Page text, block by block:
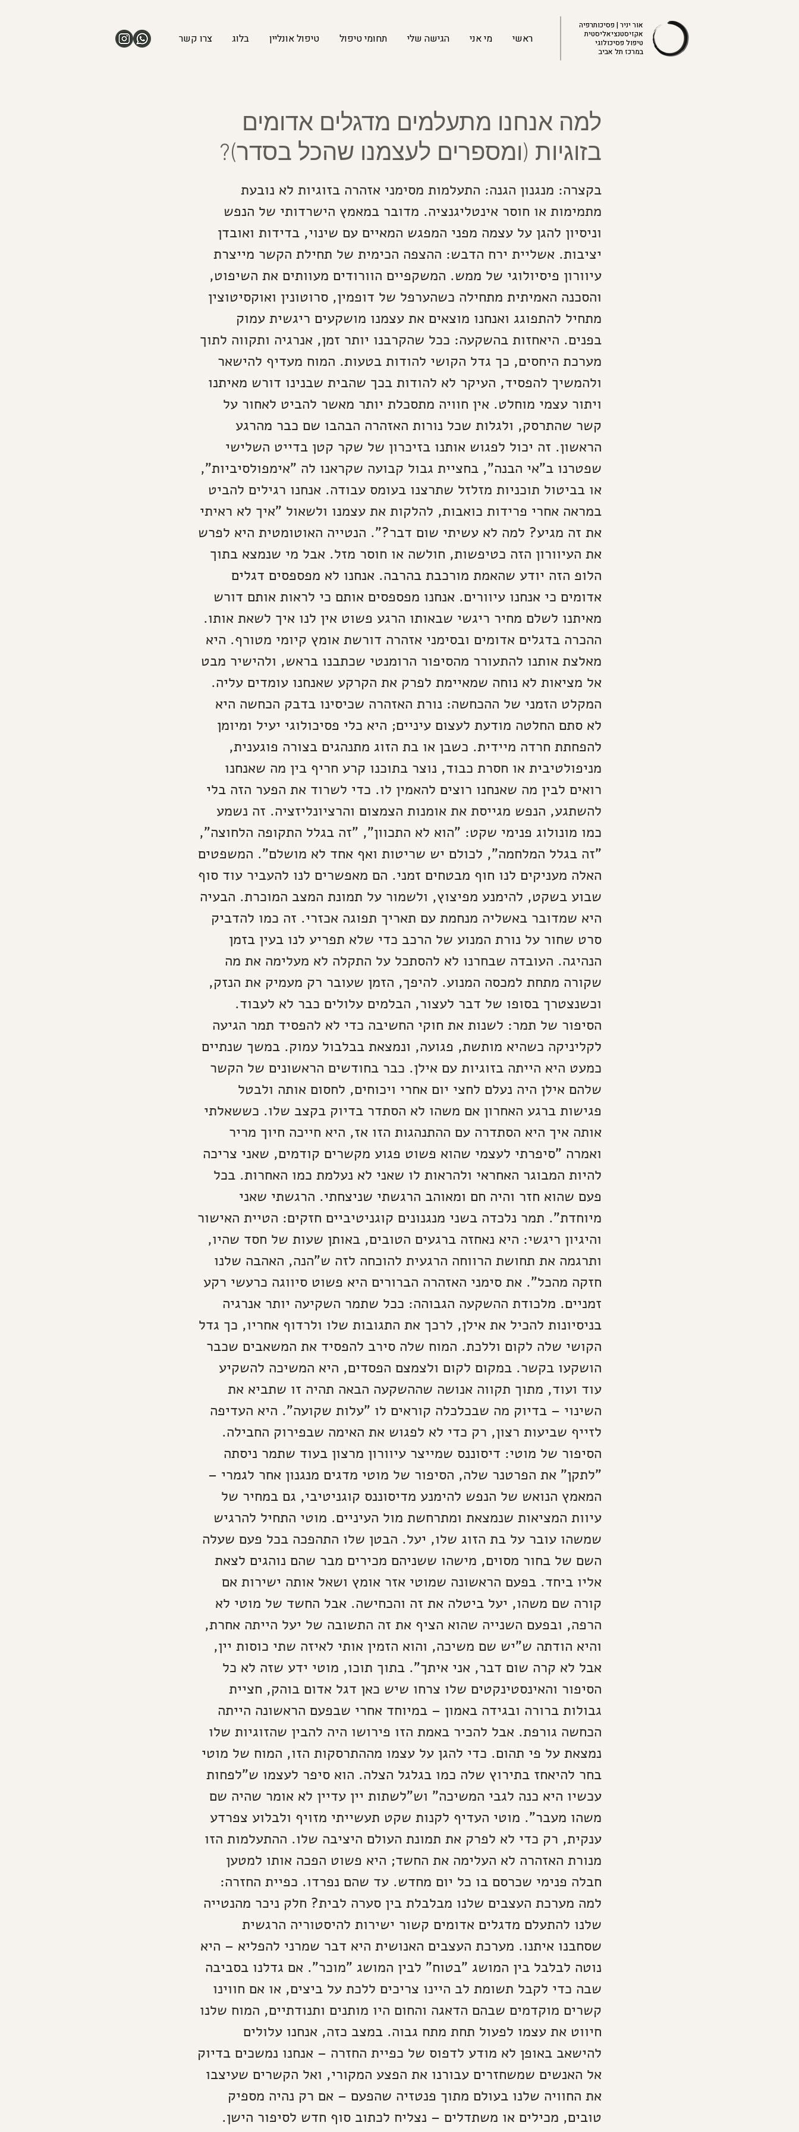
אור יניר | פסיכותרפיה
אקזיסטנציאליסטית
טיפול פסיכולוגי
במרכז תל אביב
ראשי מי אני הגישה שלי תחומי טיפול טיפול אונליין בלוג צרו קשר
למה אנחנו מתעלמים מדגלים אדומים
בזוגיות (ומספרים לעצמנו שהכל בסדר)?
בקצרה: מנגנון הגנה: התעלמות מסימני אזהרה בזוגיות לא נובעת
מתמימות או חוסר אינטליגנציה. מדובר במאמץ הישרדותי של הנפש
וניסיון להגן על עצמה מפני המפגש המאיים עם שינוי, בדידות ואובדן
יציבות. אשליית ירח הדבש: ההצפה הכימית של תחילת הקשר מייצרת
עיוורון פיסיולוגי של ממש. המשקפיים הוורודים מעוותים את השיפוט,
והסכנה האמיתית מתחילה כשהערפל של דופמין, סרוטונין ואוקסיטוצין
מתחיל להתפוגג ואנחנו מוצאים את עצמנו מושקעים ריגשית עמוק
בפנים. היאחזות בהשקעה: ככל שהקרבנו יותר זמן, אנרגיה ותקווה לתוך
מערכת היחסים, כך גדל הקושי להודות בטעות. המוח מעדיף להישאר
ולהמשיך להפסיד, העיקר לא להודות בכך שהבית שבנינו דורש מאיתנו
ויתור עצמי מוחלט. אין חוויה מתסכלת יותר מאשר להביט לאחור על
קשר שהתרסק, ולגלות שכל נורות האזהרה הבהבו שם כבר מהרגע
הראשון. זה יכול לפגוש אותנו בזיכרון של שקר קטן בדייט השלישי
שפטרנו ב"אי הבנה", בחציית גבול קבועה שקראנו לה "אימפולסיביות",
או בביטול תוכניות מזלזל שתרצנו בעומס עבודה. אנחנו רגילים להביט
במראה אחרי פרידות כואבות, להלקות את עצמנו ולשאול "איך לא ראיתי
את זה מגיע? למה לא עשיתי שום דבר?". הנטייה האוטומטית היא לפרש
את העיוורון הזה כטיפשות, חולשה או חוסר מזל. אבל מי שנמצא בתוך
הלופ הזה יודע שהאמת מורכבת בהרבה. אנחנו לא מפספסים דגלים
אדומים כי אנחנו עיוורים. אנחנו מפספסים אותם כי לראות אותם דורש
מאיתנו לשלם מחיר ריגשי שבאותו הרגע פשוט אין לנו איך לשאת אותו.
ההכרה בדגלים אדומים ובסימני אזהרה דורשת אומץ קיומי מטורף. היא
מאלצת אותנו להתעורר מהסיפור הרומנטי שכתבנו בראש, ולהישיר מבט
אל מציאות לא נוחה שמאיימת לפרק את הקרקע שאנחנו עומדים עליה.
המקלט הזמני של ההכחשה: נורת האזהרה שכיסינו בדבק הכחשה היא
לא סתם החלטה מודעת לעצום עיניים; היא כלי פסיכולוגי יעיל ומיומן
להפחתת חרדה מיידית. כשבן או בת הזוג מתנהגים בצורה פוגענית,
מניפולטיבית או חסרת כבוד, נוצר בתוכנו קרע חריף בין מה שאנחנו
רואים לבין מה שאנחנו רוצים להאמין לו. כדי לשרוד את הפער הזה בלי
להשתגע, הנפש מגייסת את אומנות הצמצום והרציונליזציה. זה נשמע
כמו מונולוג פנימי שקט: "הוא לא התכוון", "זה בגלל התקופה הלחוצה",
"זה בגלל המלחמה", לכולם יש שריטות ואף אחד לא מושלם". המשפטים
האלה מעניקים לנו חוף מבטחים זמני. הם מאפשרים לנו להעביר עוד סוף
שבוע בשקט, להימנע מפיצוץ, ולשמור על תמונת המצב המוכרת. הבעיה
היא שמדובר באשליה מנחמת עם תאריך תפוגה אכזרי. זה כמו להדביק
סרט שחור על נורת המנוע של הרכב כדי שלא תפריע לנו בעין בזמן
הנהיגה. העובדה שבחרנו לא להסתכל על התקלה לא מעלימה את מה
שקורה מתחת למכסה המנוע. להיפך, הזמן שעובר רק מעמיק את הנזק,
וכשנצטרך בסופו של דבר לעצור, הבלמים עלולים כבר לא לעבוד.
הסיפור של תמר: לשנות את חוקי החשיבה כדי לא להפסיד תמר הגיעה
לקליניקה כשהיא מותשת, פגועה, ונמצאת בבלבול עמוק. במשך שנתיים
כמעט היא הייתה בזוגיות עם אילן. כבר בחודשים הראשונים של הקשר
שלהם אילן היה נעלם לחצי יום אחרי ויכוחים, לחסום אותה ולבטל
פגישות ברגע האחרון אם משהו לא הסתדר בדיוק בקצב שלו. כששאלתי
אותה איך היא הסתדרה עם ההתנהגות הזו אז, היא חייכה חיוך מריר
ואמרה "סיפרתי לעצמי שהוא פשוט פגוע מקשרים קודמים, שאני צריכה
להיות המבוגר האחראי ולהראות לו שאני לא נעלמת כמו האחרות. בכל
פעם שהוא חזר והיה חם ומאוהב הרגשתי שניצחתי. הרגשתי שאני
מיוחדת". תמר נלכדה בשני מנגנונים קוגניטיביים חזקים: הטיית האישור
והיגיון ריגשי: היא נאחזה ברגעים הטובים, באותן שעות של חסד שהיו,
ותרגמה את תחושת הרווחה הרגעית להוכחה לזה ש"הנה, האהבה שלנו
חזקה מהכל". את סימני האזהרה הברורים היא פשוט סיווגה כרעשי רקע
זמניים. מלכודת ההשקעה הגבוהה: ככל שתמר השקיעה יותר אנרגיה
בניסיונות להכיל את אילן, לרכך את התגובות שלו ולרדוף אחריו, כך גדל
הקושי שלה לקום וללכת. המוח שלה סירב להפסיד את המשאבים שכבר
הושקעו בקשר. במקום לקום ולצמצם הפסדים, היא המשיכה להשקיע
עוד ועוד, מתוך תקווה אנושה שההשקעה הבאה תהיה זו שתביא את
השינוי – בדיוק מה שבכלכלה קוראים לו "עלות שקועה". היא העדיפה
לזייף שביעות רצון, רק כדי לא לפגוש את האימה שבפירוק החבילה.
הסיפור של מוטי: דיסוננס שמייצר עיוורון מרצון בעוד שתמר ניסתה
"לתקן" את הפרטנר שלה, הסיפור של מוטי מדגים מנגנון אחר לגמרי –
המאמץ הנואש של הנפש להימנע מדיסוננס קוגניטיבי, גם במחיר של
עיוות המציאות שנמצאת ומתרחשת מול העיניים. מוטי התחיל להרגיש
שמשהו עובר על בת הזוג שלו, יעל. הבטן שלו התהפכה בכל פעם שעלה
השם של בחור מסוים, מישהו ששניהם מכירים מבר שהם נוהגים לצאת
אליו ביחד. בפעם הראשונה שמוטי אזר אומץ ושאל אותה ישירות אם
קורה שם משהו, יעל ביטלה את זה והכחישה. אבל החשד של מוטי לא
הרפה, ובפעם השנייה שהוא הציף את זה התשובה של יעל הייתה אחרת,
והיא הודתה ש"יש שם משיכה, והוא הזמין אותי לאיזה שתי כוסות יין,
אבל לא קרה שום דבר, אני איתך". בתוך תוכו, מוטי ידע שזה לא כל
הסיפור והאינסטינקטים שלו צרחו שיש כאן דגל אדום בוהק, חציית
גבולות ברורה ובגידה באמון – במיוחד אחרי שבפעם הראשונה הייתה
הכחשה גורפת. אבל להכיר באמת הזו פירושו היה להבין שהזוגיות שלו
נמצאת על פי תהום. כדי להגן על עצמו מההתרסקות הזו, המוח של מוטי
בחר להיאחז בתירוץ שלה כמו בגלגל הצלה. הוא סיפר לעצמו ש"לפחות
עכשיו היא כנה לגבי המשיכה" וש"לשתות יין עדיין לא אומר שהיה שם
משהו מעבר". מוטי העדיף לקנות שקט תעשייתי מזויף ולבלוע צפרדע
ענקית, רק כדי לא לפרק את תמונת העולם היציבה שלו. ההתעלמות הזו
מנורת האזהרה לא העלימה את החשד; היא פשוט הפכה אותו למטען
חבלה פנימי שכרסם בו כל יום מחדש. עד שהם נפרדו. כפיית החזרה:
למה מערכת העצבים שלנו מבלבלת בין סערה לבית? חלק ניכר מהנטייה
שלנו להתעלם מדגלים אדומים קשור ישירות להיסטוריה הרגשית
שסחבנו איתנו. מערכת העצבים האנושית היא דבר שמרני להפליא – היא
נוטה לבלבל בין המושג "בטוח" לבין המושג "מוכר". אם גדלנו בסביבה
שבה כדי לקבל תשומת לב היינו צריכים ללכת על ביצים, או אם חווינו
קשרים מוקדמים שבהם הדאגה והחום היו מותנים ותנודתיים, המוח שלנו
חיווט את עצמו לפעול תחת מתח גבוה. במצב כזה, אנחנו עלולים
להישאב באופן לא מודע לדפוס של כפיית החזרה – אנחנו נמשכים בדיוק
אל האנשים שמשחזרים עבורנו את הפצע המקורי, ואל הקשרים שעיצבו
את החוויה שלנו בעולם מתוך פנטזיה שהפעם – אם רק נהיה מספיק
טובים, מכילים או משתדלים – נצליח לכתוב סוף חדש לסיפור הישן.